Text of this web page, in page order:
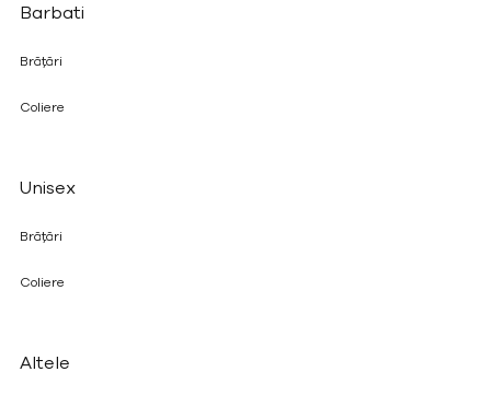
Barbati
Brățări
Coliere
Unisex
Brățări
Coliere
Altele